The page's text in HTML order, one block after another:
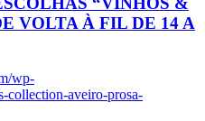
VOLTA À FIL DE 14 A
wp-
collection-aveiro-prosa-